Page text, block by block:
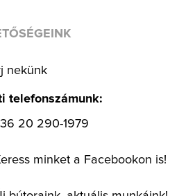
nekünk
telefonszámunk:
20 290-1979
minket a Facebookon is!